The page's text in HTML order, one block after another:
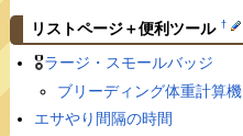
リストページ＋便利ツール †
🎖ラージ・スモールバッジ
ブリーディング体重計算機
エサやり間隔の時間